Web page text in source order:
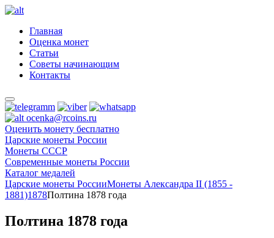
Главная
Оценка монет
Статьи
Советы начинающим
Контакты
ocenka@rcoins.ru
Оценить монету бесплатно
Царские монеты России
Монеты СССР
Современные монеты России
Каталог медалей
Царские монеты РоссииМонеты Александра II (1855 -
1881)1878Полтина 1878 года
Полтина 1878 года